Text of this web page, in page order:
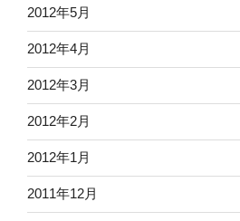
2012年5月
2012年4月
2012年3月
2012年2月
2012年1月
2011年12月